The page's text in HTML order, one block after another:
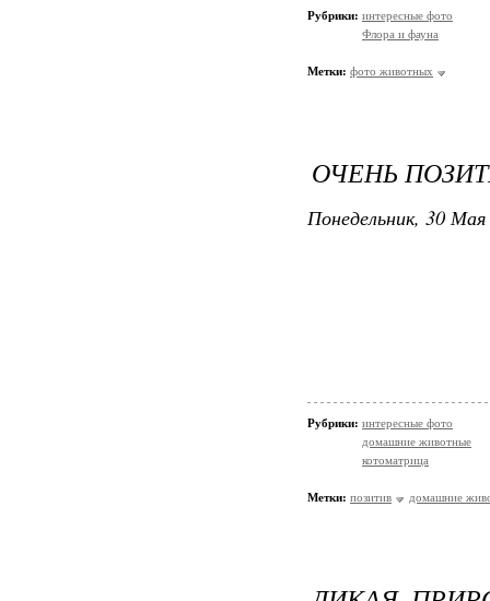
Рубрики: интересные фото
Флора и фауна
Метки: фото животных
ОЧЕНЬ
Понедельник, 30
Рубрики: интересные фото
домашние животные
котоматрица
Метки: позитив домашние